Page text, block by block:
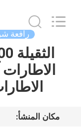
المنتجات
حول
AUTOPARTS
CO.,LIMITED.
رافعة
مكان المنشأ: